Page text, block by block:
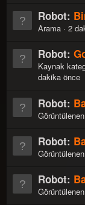
Robot:
Arama 2
Robot:
Kaynak
dakika önce
Robot:
Robot:
Robot: